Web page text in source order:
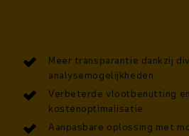
Meer transparantie dankzij
analysemogelijkheden
Verbeterde vlootbenutting
kostenoptimalisatie
Aanpasbare oplossing met